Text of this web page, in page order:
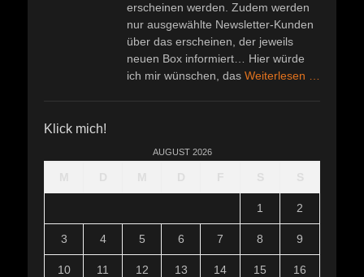
erscheinen werden. Zudem werden
nur ausgewählte Newsletter-Kunden
über das erscheinen, der jeweils
neuen Box informiert… Hier würde
ich mir wünschen, das Weiterlesen …
Klick mich!
AUGUST 2026
1 2
3 4 5 6 7 8 9
10 11 12 13 14 15 16